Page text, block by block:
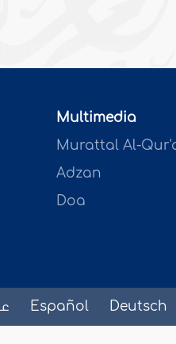
Multimedia
Murattal Al-
Adzan
Doa
Español Deutsch